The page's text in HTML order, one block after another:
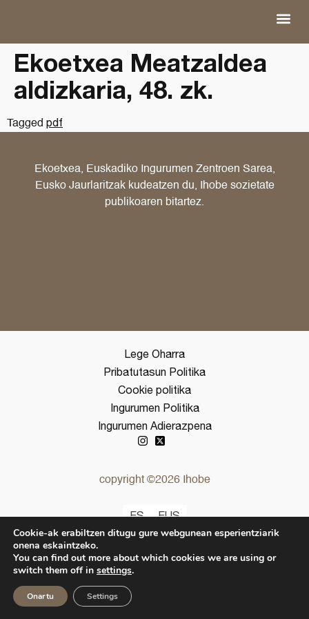
Ekoetxea Meatzaldea
aldizkaria, 48. zk.
Tagged pdf
Ekoetxea, Euskadiko Ingurumen Zentroen Sarea,
Eusko Jaurlaritzak kudeatzen du, Ihobe sozietate
publikoaren bitartez.
Lege Oharra
Pribatutasun Politika
Cookie politika
Ingurumen Politika
Ingurumen Adierazpena
copyright ©2026 Ihobe
Cookie-ak erabiltzen ditugu gure webgunean esperientziarik
onena eskaintzeko.
You can find out more about which cookies we are using or
switch them off in settings.
Onartu Settings
ES EUS